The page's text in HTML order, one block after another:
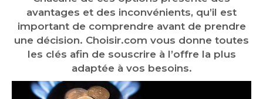
avantages et des inconvénients, qu’il est
important de comprendre avant de prendre
une décision. Choisir.com vous donne toutes
les clés afin de souscrire à l’offre la plus
adaptée à vos besoins.